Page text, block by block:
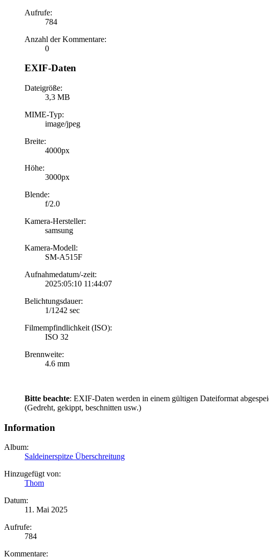
Aufrufe:
784
Anzahl der Kommentare:
0
EXIF-Daten
Dateigröße:
3,3 MB
MIME-Typ:
image/jpeg
Breite:
4000px
Höhe:
3000px
Blende:
f/2.0
Kamera-Hersteller:
samsung
Kamera-Modell:
SM-A515F
Aufnahmedatum/-zeit:
2025:05:10 11:44:07
Belichtungsdauer:
1/1242 sec
Filmempfindlichkeit (ISO):
ISO 32
Brennweite:
4.6 mm
Bitte beachte: EXIF-Daten werden in einem gültigen Dateiformat
(Gedreht, gekippt, beschnitten usw.)
Information
Album:
Saldeinerspitze Überschreitung
Hinzugefügt von:
Thom
Datum:
11. Mai 2025
Aufrufe:
784
Kommentare: